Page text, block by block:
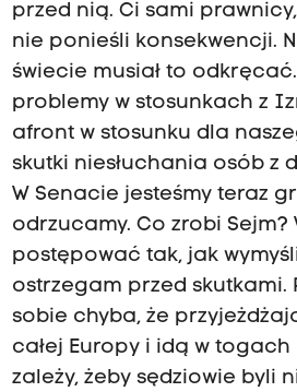
przed nią. Ci sami
nie ponieśli konsekwencji.
świecie musiał to
problemy w stosunkach z
afront w stosunku dla
skutki niesłuchania osób z
W Senacie jesteśmy teraz
odrzucamy. Co zrobi Sejm?
postępować tak, jak
ostrzegam przed skutkami.
sobie chyba, że
całej Europy i idą w
zależy, żeby sędziowie byli